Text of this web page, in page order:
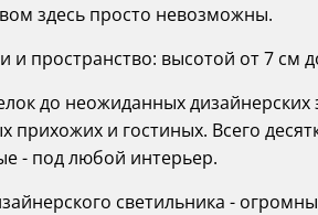
здесь просто невозможны.
пространство: высотой от 7 см
до неожиданных дизайнерских
и гостиных. Всего
- под любой интерьер.
светильника -